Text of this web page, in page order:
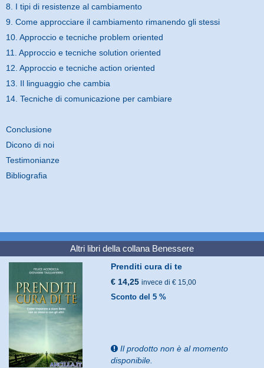
8. I tipi di resistenze al cambiamento
9. Come approcciare il cambiamento rimanendo gli stessi
10. Approccio e tecniche problem oriented
11. Approccio e tecniche solution oriented
12. Approccio e tecniche action oriented
13. Il linguaggio che cambia
14. Tecniche di comunicazione per cambiare
Conclusione
Dicono di noi
Testimonianze
Bibliografia
Altri libri della collana Benessere
Prenditi cura di te
€ 14,25 invece di € 15,00
Sconto del 5 %
Il prodotto non è al momento
disponibile.